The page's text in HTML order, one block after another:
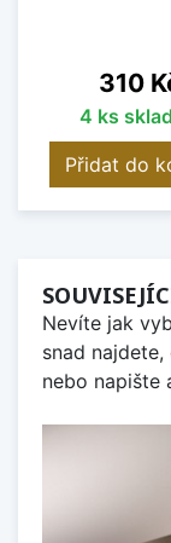
Cena
310
4 ks
Přidat do
Nevíte jak
snad
nebo napište